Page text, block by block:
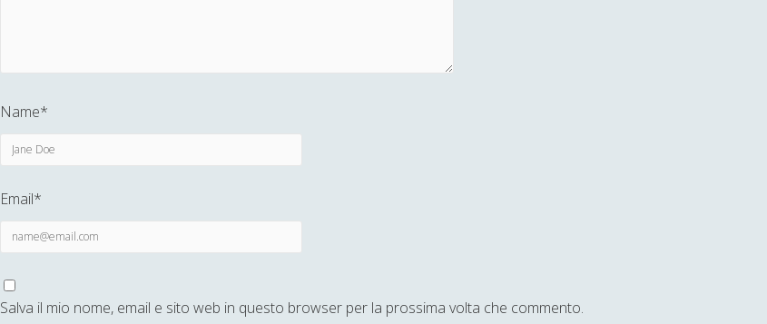
Name*
Email*
Salva il mio nome, email e sito web in questo browser per la prossima volta che commento.